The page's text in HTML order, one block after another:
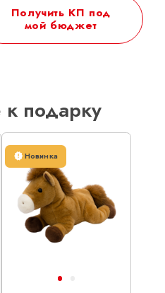
Получить КП под
мой бюджет
подарку
Новинка